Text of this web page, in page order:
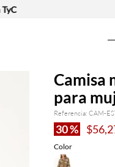
Camisa
para
Referencia: CAM-
30 % $56,
Color